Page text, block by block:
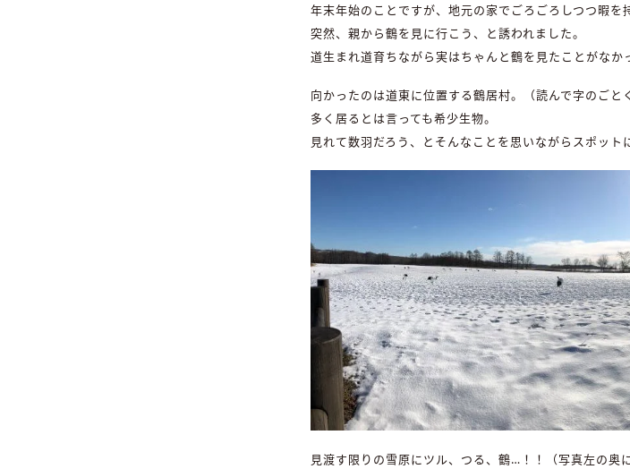
年末年始のことですが、地元の家でごろごろしつつ暇を
突然、親から鶴を見に行こう、と誘われました。
道生まれ道育ちながら実はちゃんと鶴を見たことがなか
向かったのは道東に位置する鶴居村。（読んで字のごと
多く居るとは言っても希少生物。
見れて数羽だろう、とそんなことを思いながらスポット
見渡す限りの雪原にツル、つる、鶴…！！（写真左の奥